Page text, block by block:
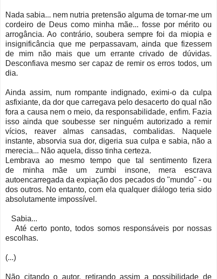
Nada sabia... nem nutria pretensão alguma de tornar-me um
cordeiro de Deus como minha mãe... fosse por mérito ou
arrogância. Ao contrário, soubera sempre foi da miopia e
insignificância que me perpassavam, ainda que fizessem
de mim não mais que um errante crivado de dúvidas.
Desconfiava mesmo ser capaz de remir os erros todos, um
dia.
Ainda assim, num rompante indignado, eximi-o da culpa
asfixiante, da dor que carregava pelo desacerto do qual não
fora a causa nem o meio, da responsabilidade, enfim. Fazia
isso ainda que soubesse ser ninguém autorizado a remir
vícios, reaver almas cansadas, combalidas. Naquele
instante, absorvia sua dor, digeria sua culpa e sabia, não a
merecia... Não aquela, disso tinha certeza.
Lembrava ao mesmo tempo que tal sentimento fizera
de minha mãe um zumbi insone, mera escrava
autoencarregada da expiação dos pecados do "mundo" - ou
dos outros. No entanto, com ela qualquer diálogo teria sido
absolutamente impossível.
Sabia...
Até certo ponto, todos somos responsáveis por nossas
escolhas.
(...)
Não citando o autor, retirando assim a possibilidade de